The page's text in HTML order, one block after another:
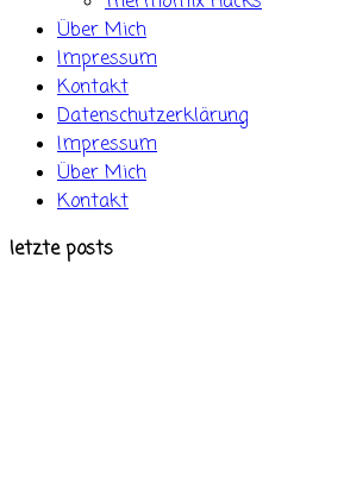
Über Mich
Impressum
Kontakt
Datenschutzerklärung
Impressum
Über Mich
Kontakt
letzte posts